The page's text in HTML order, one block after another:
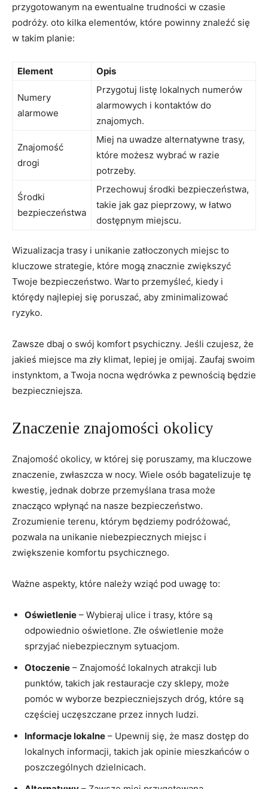
przygotowanym na ewentualne trudności⁣ w czasie
podróży. ⁤oto kilka elementów, które powinny znaleźć się
w takim planie:
Element Opis
Numery
alarmowe
Przygotuj listę lokalnych numerów
alarmowych i kontaktów do
znajomych.
Znajomość⁣
drogi
Miej na uwadze alternatywne trasy,
które możesz wybrać w razie
potrzeby.
Środki
bezpieczeństwa
Przechowuj środki bezpieczeństwa,
takie jak gaz pieprzowy, w⁤ łatwo⁢
dostępnym miejscu.
Wizualizacja trasy i unikanie zatłoczonych miejsc to
kluczowe⁢ strategie, które mogą znacznie zwiększyć
Twoje bezpieczeństwo. Warto przemyśleć, kiedy i
którędy najlepiej się poruszać, aby zminimalizować
ryzyko.
Zawsze dbaj o swój komfort psychiczny. Jeśli czujesz, że
jakieś miejsce ma zły klimat, lepiej je omijaj. Zaufaj swoim
instynktom, a ‍Twoja nocna ‌wędrówka z pewnością ⁤będzie
bezpieczniejsza.
Znaczenie znajomości okolicy
Znajomość okolicy, w której się poruszamy, ma kluczowe‍
znaczenie, zwłaszcza w nocy. Wiele osób bagatelizuje tę
kwestię, jednak dobrze przemyślana trasa może
znacząco wpłynąć na nasze bezpieczeństwo.⁢
Zrozumienie terenu, ‌którym będziemy podróżować,
pozwala na unikanie niebezpiecznych miejsc i
zwiększenie⁣ komfortu psychicznego.
Ważne aspekty, które należy wziąć pod⁤ uwagę to:
Oświetlenie – Wybieraj ulice i⁣ trasy, które są
odpowiednio oświetlone. Złe oświetlenie może
sprzyjać niebezpiecznym sytuacjom.
Otoczenie – Znajomość lokalnych atrakcji lub
punktów, takich jak restauracje czy sklepy, może
pomóc w wyborze bezpieczniejszych dróg, które są
częściej uczęszczane przez innych ludzi.
Informacje lokalne – Upewnij się, że masz dostęp do
lokalnych informacji,​ takich ‌jak opinie mieszkańców o
poszczególnych dzielnicach.